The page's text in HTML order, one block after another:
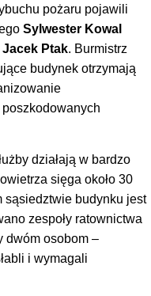
pożaru pojawili
Sylwester Kowal
Jacek Ptak. Burmistrz
budynek otrzymają
działają w bardzo
sięga około 30
sąsiedztwie budynku jest
zespoły ratownictwa
dwóm osobom –
i wymagali